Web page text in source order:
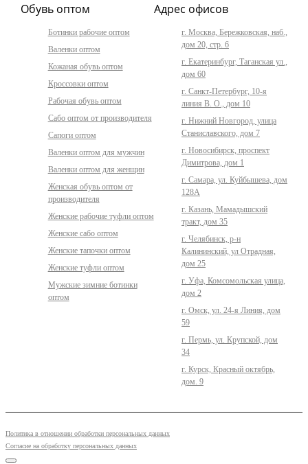
Обувь оптом
Ботинки рабочие оптом
Валенки оптом
Кожаная обувь оптом
Кроссовки оптом
Рабочая обувь оптом
Сабо оптом от производителя
Сапоги оптом
Валенки оптом для мужчин
Валенки оптом для женщин
Женская обувь оптом от
производителя
Женские рабочие туфли оптом
Женские сабо оптом
Женские тапочки оптом
Женские туфли оптом
Мужские зимние ботинки
оптом
Адрес офисов
г. Москва, Бережковская, наб.,
дом 20, стр. 6
г. Екатеринбург, Таганская ул.,
дом 60
г. Санкт-Петербург, 10-я
линия В. О., дом 10
г. Нижний Новгород, улица
Станиславского, дом 7
г. Новосибирск, проспект
Димитрова, дом 1
г. Самара, ул. Куйбышева, дом
128А
г. Казань, Мамадышский
тракт, дом 35
г. Челябинск, р-н
Калининский, ул Отрадная,
дом 25
г. Уфа, Комсомольская улица,
дом 2
г. Омск, ул. 24-я Линия, дом
59
г. Пермь, ул. Крупской, дом
34
г. Курск, Красный октябрь,
дом. 9
Политика в отношении обработки персональных данных
Согласие на обработку персональных данных